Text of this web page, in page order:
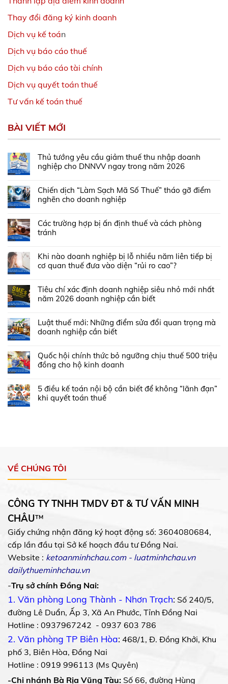
Thay đổi đăng ký kinh doanh
Dịch vụ kế toán
Dịch vụ báo cáo thuế
Dịch vụ báo cáo tài chính
Dịch vụ quyết toán thuế
Tư vấn kế toán thuế
BÀI VIẾT MỚI
Thủ tướng yêu cầu giảm thuế thu nhập doanh
nghiệp cho DNNVV ngay trong năm 2026
Chiến dịch “Làm Sạch Mã Số Thuế” tháo gỡ điểm
nghẽn cho doanh nghiệp
Các trường hợp bị ấn định thuế và cách phòng
tránh
Khi nào doanh nghiệp bị lỗ nhiều năm liên tiếp bị
cơ quan thuế đưa vào diện “rủi ro cao”?
Tiêu chí xác định doanh nghiệp siêu nhỏ mới nhất
năm 2026 doanh nghiệp cần biết
Luật thuế mới: Những điểm sửa đổi quan trọng mà
doanh nghiệp cần biết
Quốc hội chính thức bỏ ngưỡng chịu thuế 500 triệu
đồng cho hộ kinh doanh
5 điều kế toán nội bộ cần biết để không “lãnh đạn”
khi quyết toán thuế
VỀ CHÚNG TÔI
CÔNG TY TNHH TMDV ĐT & TƯ VẤN MINH
CHÂU™
Giấy chứng nhận đăng ký hoạt động số: 3604080684,
cấp lần đầu tại Sở kế hoạch đầu tư Đồng Nai.
Website : ketoanminhchau.com- luatminhchau.vn
dailythueminhchau.vn
-Trụ sở chính Đồng Nai:
1. Văn phòng Long Thành - Nhơn Trạch: Số 240/5,
đường Lê Duẩn, Ấp 3, Xã An Phước, Tỉnh Đồng Nai
Hotline : 0937967242 - 0937 603 786
2. Văn phòng TP Biên Hòa: 468/1, Đ. Đồng Khởi, Khu
phố 3, Biên Hòa, Đồng Nai
Hotline : 0919 996113 (Ms Quyên)
-Chi nhánh Bà Rịa Vũng Tàu: Số 66, đường Hùng